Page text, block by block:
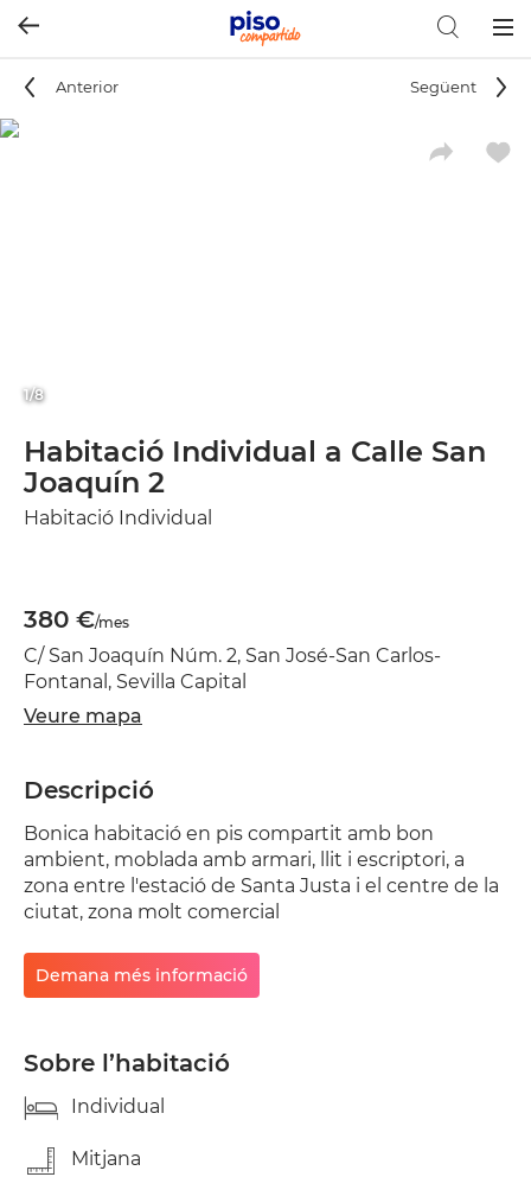
Anterior Següent
1/8
Habitació Individual a Calle San
Joaquín 2
Habitació Individual
380 €/mes
C/ San Joaquín Núm. 2, San José-San Carlos-
Fontanal, Sevilla Capital
Veure mapa
Descripció
Bonica habitació en pis compartit amb bon
ambient, moblada amb armari, llit i escriptori, a
zona entre l'estació de Santa Justa i el centre de la
ciutat, zona molt comercial
Demana més informació
Sobre l’habitació
Individual
Mitjana